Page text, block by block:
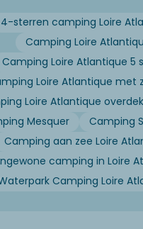
4-sterren camping Loire
Camping Loire
Camping Loire Atlantique 5
Loire Atlantique met
Loire Atlantique
Mesquer
Camping
Camping aan zee Loire
camping in Loire
Camping Loire